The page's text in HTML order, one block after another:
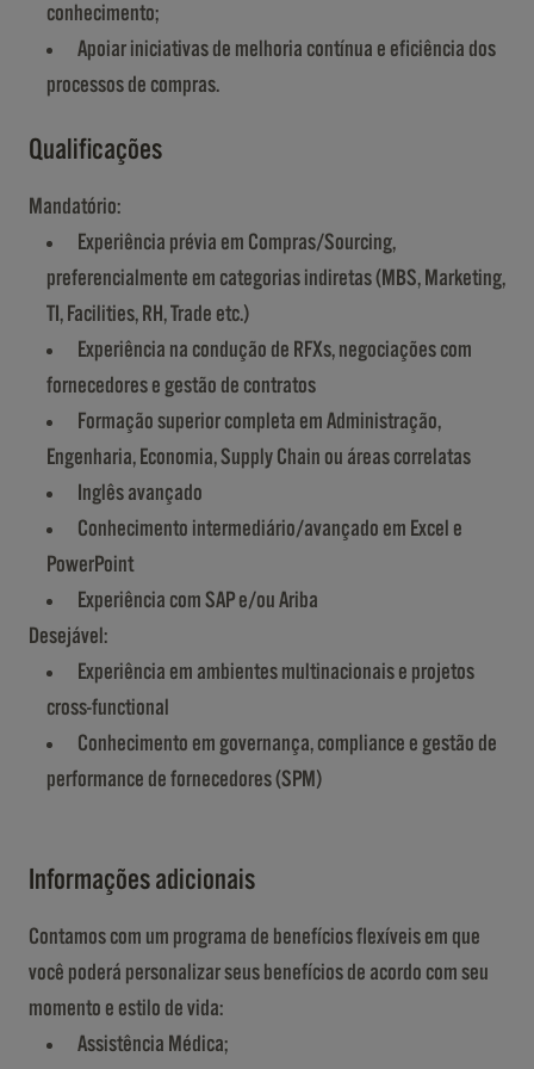
conhecimento;
Apoiar iniciativas de melhoria contínua e eficiência dos
processos de compras.
Qualificações
Mandatório:
Experiência prévia em Compras/Sourcing,
preferencialmente em categorias indiretas (MBS, Marketing,
TI, Facilities, RH, Trade etc.)
Experiência na condução de RFXs, negociações com
fornecedores e gestão de contratos
Formação superior completa em Administração,
Engenharia, Economia, Supply Chain ou áreas correlatas
Inglês avançado
Conhecimento intermediário/avançado em Excel e
PowerPoint
Experiência com SAP e/ou Ariba
Desejável:
Experiência em ambientes multinacionais e projetos
cross-functional
Conhecimento em governança, compliance e gestão de
performance de fornecedores (SPM)
Informações adicionais
Contamos com um programa de benefícios flexíveis em que
você poderá personalizar seus benefícios de acordo com seu
momento e estilo de vida:
Assistência Médica;